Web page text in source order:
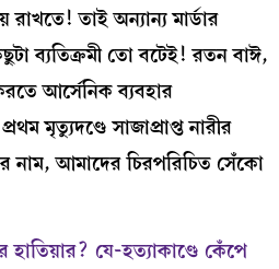
তাই অন্যান্য মার্ডার
ব্যতিক্রমী তো বটেই! রতন বাঈ,
আর্সেনিক ব্যবহার
মৃত্যুদণ্ডে সাজাপ্রাপ্ত নারীর
নাম, আমাদের চিরপরিচিত সেঁকো
যে-হত্যাকাণ্ডে কেঁপে